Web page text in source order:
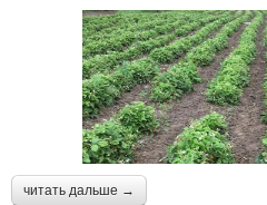
читать дальше →